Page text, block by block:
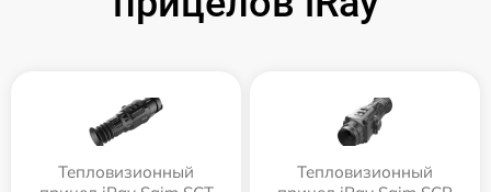
Тепловизионный
Тепловизионный